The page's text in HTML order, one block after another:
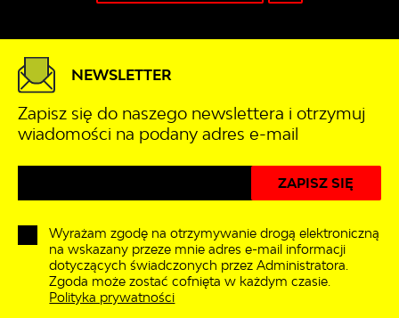
NEWSLETTER
Zapisz się do naszego newslettera i otrzymuj
wiadomości na podany adres e-mail
Wyrażam zgodę na otrzymywanie drogą elektroniczną
na wskazany przeze mnie adres e-mail informacji
dotyczących świadczonych przez Administratora.
Zgoda może zostać cofnięta w każdym czasie.
Polityka prywatności